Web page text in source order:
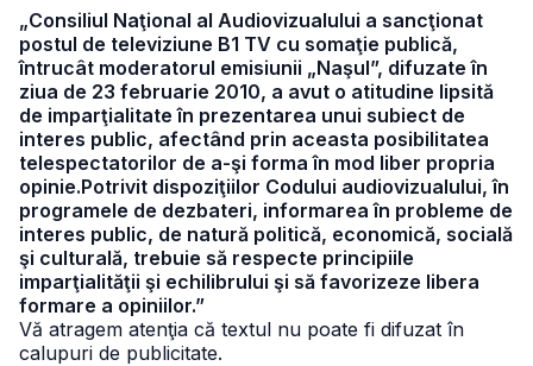
„Consiliul Naţional al Audiovizualului a sancţionat
postul de televiziune B1 TV cu somaţie publică,
întrucât moderatorul emisiunii „Naşul”, difuzate în
ziua de 23 februarie 2010, a avut o atitudine lipsită
de imparţialitate în prezentarea unui subiect de
interes public, afectând prin aceasta posibilitatea
telespectatorilor de a-şi forma în mod liber propria
opinie.Potrivit dispoziţiilor Codului audiovizualului, în
programele de dezbateri, informarea în probleme de
interes public, de natură politică, economică, socială
şi culturală, trebuie să respecte principiile
imparţialităţii şi echilibrului şi să favorizeze libera
formare a opiniilor.”
Vă atragem atenţia că textul nu poate fi difuzat în
calupuri de publicitate.